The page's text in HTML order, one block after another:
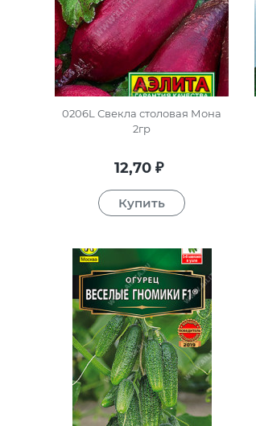
0206L Свекла столовая Мона
2гр
12,70 ₽